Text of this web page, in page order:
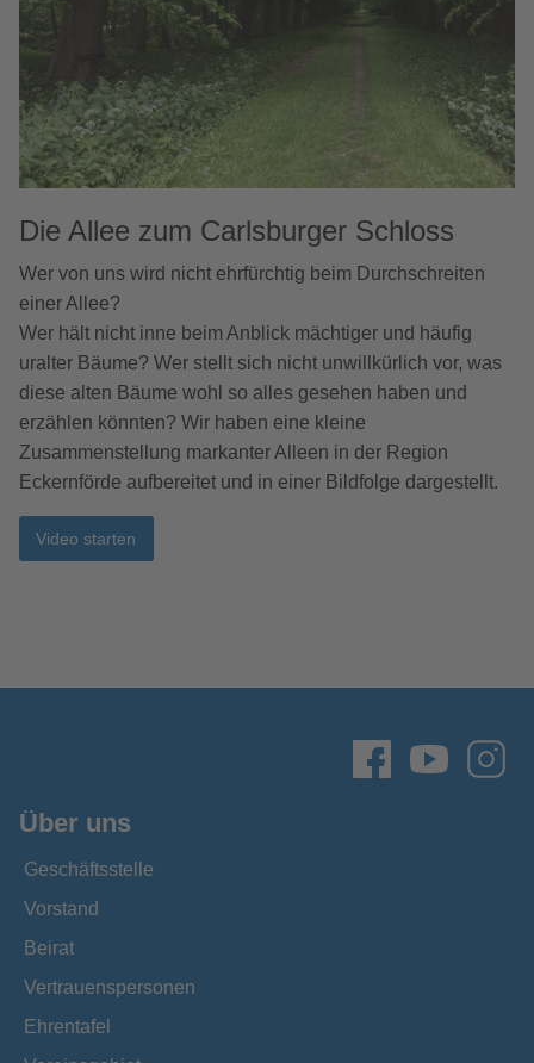
Die Allee zum Carlsburger Schloss
Wer von uns wird nicht ehrfürchtig beim Durchschreiten
einer Allee?
Wer hält nicht inne beim Anblick mächtiger und häufig
uralter Bäume? Wer stellt sich nicht unwillkürlich vor, was
diese alten Bäume wohl so alles gesehen haben und
erzählen könnten? Wir haben eine kleine
Zusammenstellung markanter Alleen in der Region
Eckernförde aufbereitet und in einer Bildfolge dargestellt.
Video starten
Über uns
Geschäftsstelle
Vorstand
Beirat
Vertrauenspersonen
Ehrentafel